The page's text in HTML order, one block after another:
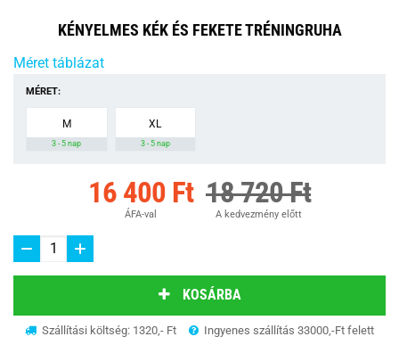
KÉNYELMES KÉK ÉS FEKETE TRÉNINGRUHA
Méret táblázat
MÉRET:
M
3 - 5 nap
XL
3 - 5 nap
16 400 Ft
ÁFA-val
18 720 Ft
A kedvezmény előtt
KOSÁRBA
Szállítási költség: 1320,- Ft Ingyenes szállítás 33000,-Ft felett